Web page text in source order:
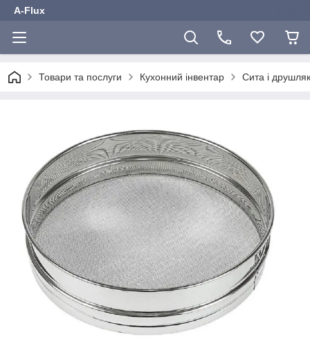
A-Flux
Товари та послуги Кухонний інвентар Сита і